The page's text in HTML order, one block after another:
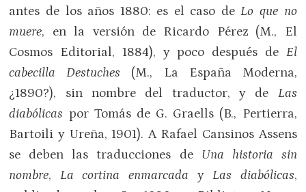
antes de los años 1880: es el caso deLo que no
muere, en la versión de Ricardo Pérez (M., El
Cosmos Editorial, 1884), y poco después de El
cabecilla Destuches (M., La España Moderna,
¿1890?), sin nombre del traductor, y de Las
diabólicas por Tomás de G. Graells (B., Pertierra,
Bartoili y Ureña, 1901). A Rafael Cansinos Assens
se deben las traducciones de Una historia sin
nombre, La cortina enmarcada yLas diabólicas,